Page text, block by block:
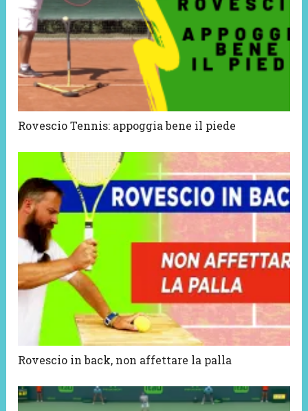
Rovescio Tennis: appoggia bene il piede
Rovescio in back, non affettare la palla